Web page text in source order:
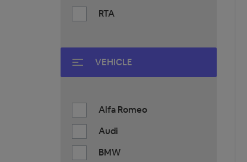
RTA
VEHICLE
Alfa Romeo
Audi
BMW